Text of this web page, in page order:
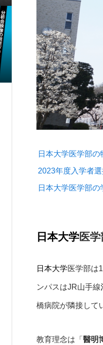
日本大学医学部の
2023年度入学者
日本大学医学部の
日本大学医
日本大学医学部は
ンパスはJR山手線
橋病院が隣接して
教育理念は「 醫明